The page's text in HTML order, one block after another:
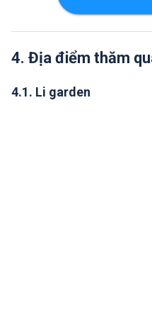
4. Địa điểm thăm
4.1. Li garden